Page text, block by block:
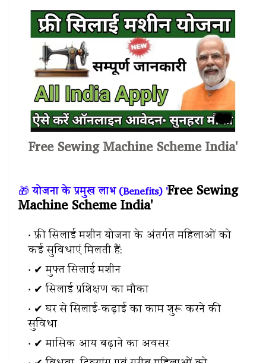
Free Sewing Machine Scheme India'
🎁योजना के प्रमुख लाभ (Benefits) 'Free Sewing
Machine Scheme India'
फ्री सिलाई मशीन योजना के अंतर्गत महिलाओं को
कई सुविधाएं मिलती हैं:
✔ मुफ्त सिलाई मशीन
✔ सिलाई प्रशिक्षण का मौका
✔ घर से सिलाई-कढ़ाई का काम शुरू करने की
सुविधा
✔ मासिक आय बढ़ाने का अवसर